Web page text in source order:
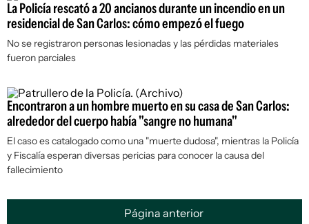
La Policía rescató a 20 ancianos durante un incendio en un
residencial de San Carlos: cómo empezó el fuego
No se registraron personas lesionadas y las pérdidas materiales
fueron parciales
Encontraron a un hombre muerto en su casa de San Carlos:
alrededor del cuerpo había "sangre no humana"
El caso es catalogado como una "muerte dudosa", mientras la Policía
y Fiscalía esperan diversas pericias para conocer la causa del
fallecimiento
Página anterior